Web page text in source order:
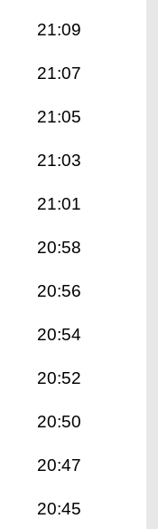
21:09
21:07
21:05
21:03
21:01
20:58
20:56
20:54
20:52
20:50
20:47
20:45